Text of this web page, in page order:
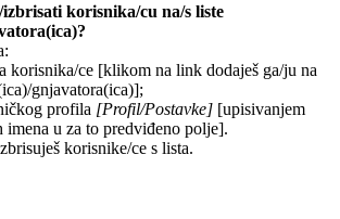
korisnika/cu na/s liste
korisnika/ce [klikom na link dodaješ ga/ju na
gnjavatora(ica)];
profila [Profil/Postavke] [upisivanjem
u za to predviđeno polje].
korisnike/ce s lista.